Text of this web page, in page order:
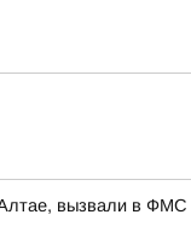
Алтае, вызвали в ФМС